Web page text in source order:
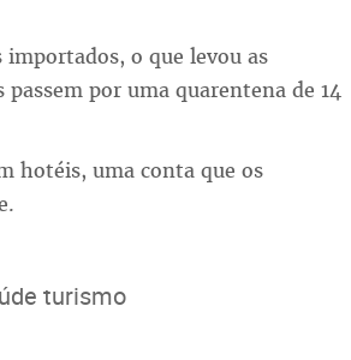
importados, o que levou as
por uma quarentena de 14
hotéis, uma conta que os
turismo